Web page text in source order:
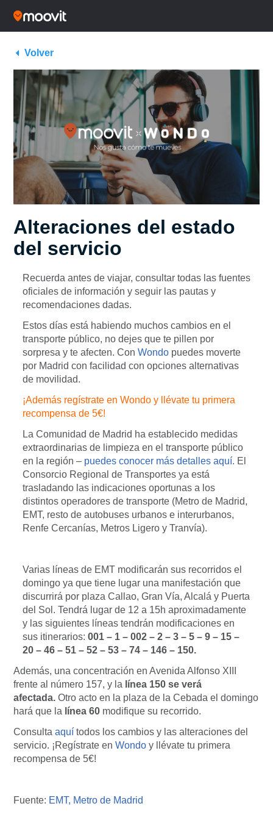
Volver
Alteraciones del estado
del servicio
Recuerda antes de viajar, consultar todas las fuentes
oficiales de información y seguir las pautas y
recomendaciones dadas.
Estos días está habiendo muchos cambios en el
transporte público, no dejes que te pillen por
sorpresa y te afecten. Con Wondo puedes moverte
por Madrid con facilidad con opciones alternativas
de movilidad.
¡Además regístrate en Wondo y llévate tu primera
recompensa de 5€!
La Comunidad de Madrid ha establecido medidas
extraordinarias de limpieza en el transporte público
en la región – puedes conocer más detalles aquí. El
Consorcio Regional de Transportes ya está
trasladando las indicaciones oportunas a los
distintos operadores de transporte (Metro de Madrid,
EMT, resto de autobuses urbanos e interurbanos,
Renfe Cercanías, Metros Ligero y Tranvía).
Varias líneas de EMT modificarán sus recorridos el
domingo ya que tiene lugar una manifestación que
discurrirá por plaza Callao, Gran Vía, Alcalá y Puerta
del Sol. Tendrá lugar de 12 a 15h aproximadamente
y las siguientes líneas tendrán modificaciones en
sus itinerarios: 001 – 1 – 002 – 2 – 3 – 5 – 9 – 15 –
20 – 46 – 51 – 52 – 53 – 74 – 146 – 150.
Además, una concentración en Avenida Alfonso XIII
frente al número 157, y la línea 150 se verá
afectada. Otro acto en la plaza de la Cebada el domingo
hará que la línea 60 modifique su recorrido.
Consulta aquí todos los cambios y las alteraciones del
servicio. ¡Regístrate en Wondo y llévate tu primera
recompensa de 5€!
Fuente: EMT, Metro de Madrid